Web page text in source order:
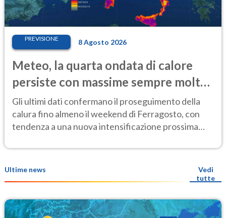
PREVISIONE 8 Agosto 2026
Meteo, la quarta ondata di calore
persiste con massime sempre molto
elevate
Gli ultimi dati confermano il proseguimento della
calura fino almeno il weekend di Ferragosto, con
tendenza a una nuova intensificazione prossima
Ultime news
Vedi
tutte